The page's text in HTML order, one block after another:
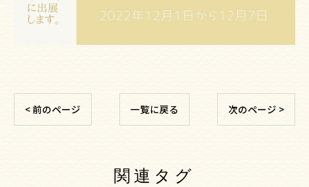
< 前のページ 一覧に戻る 次のページ >
関連タグ